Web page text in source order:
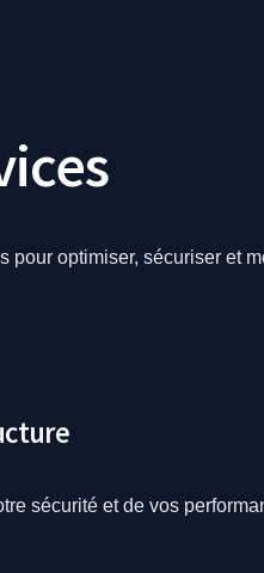
pour optimiser, sécuriser et
sécurité et de vos